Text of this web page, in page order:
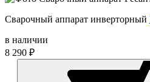
Сварочный аппарат инверторный
в наличии
8 290 ₽